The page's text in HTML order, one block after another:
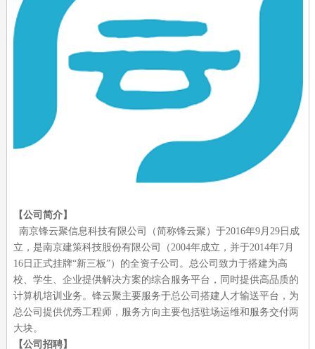
【公司简介】
南京锋云聚信息科技有限公司（简称锋云聚）于2016年9月29日成
立，是南京建策科技股份有限公司（2004年成立，并于2014年7月
16日正式挂牌“新三板”）的全资子公司。总公司致力于搭建为高
校、学生、企业提供解决方案的综合服务平台，同时提供高品质的
计算机培训业务。锋云聚主要服务于总公司搭建人才输送平台，为
总公司提供优秀工程师，服务方向主要包括驻场运维和服务交付两
大块。
【公司招聘】